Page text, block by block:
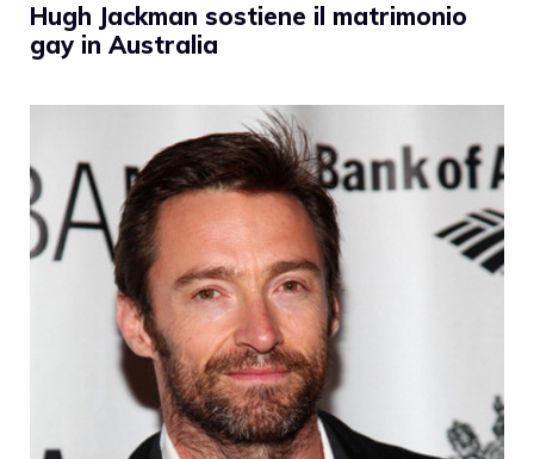
Hugh Jackman sostiene il matrimonio
gay in Australia